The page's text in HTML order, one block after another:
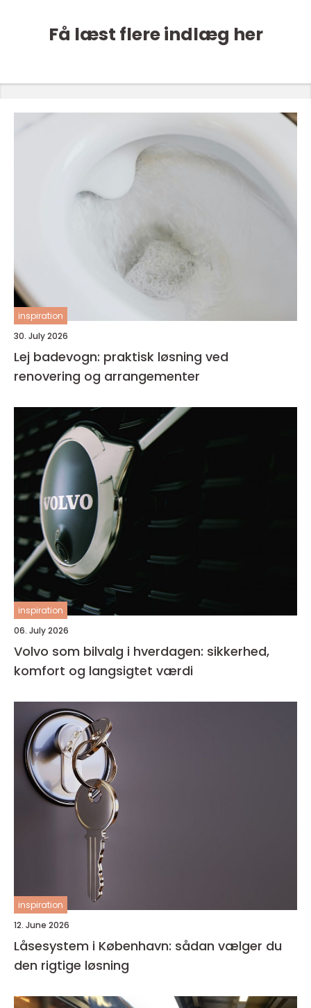
Få læst flere indlæg her
inspiration
30. July 2026
Lej badevogn: praktisk løsning ved
renovering og arrangementer
inspiration
06. July 2026
Volvo som bilvalg i hverdagen: sikkerhed,
komfort og langsigtet værdi
inspiration
12. June 2026
Låsesystem i København: sådan vælger du
den rigtige løsning